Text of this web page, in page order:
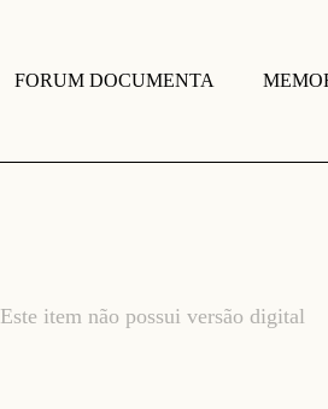
FORUM DOCUMENTA
Este item não possui versão digital